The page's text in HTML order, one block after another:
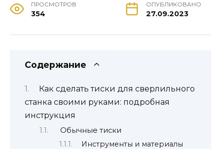
ПРОСМОТРОВ
354
ОПУБЛИКОВАНО
27.09.2023
Содержание
Как сделать тиски для сверлильного
станка своими руками: подробная
инструкция
Обычные тиски
Инструменты и материалы